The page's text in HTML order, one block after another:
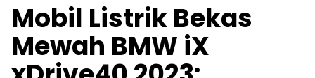
Mobil Listrik Bekas
Mewah BMW iX